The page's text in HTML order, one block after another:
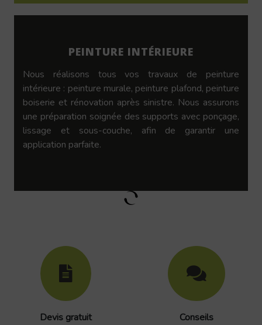
PEINTURE INTÉRIEURE
Nous réalisons tous vos travaux de peinture
intérieure : peinture murale, peinture plafond, peinture
boiserie et rénovation après sinistre. Nous assurons
une préparation soignée des supports avec ponçage,
lissage et sous-couche, afin de garantir une
application parfaite.
Devis gratuit Conseils